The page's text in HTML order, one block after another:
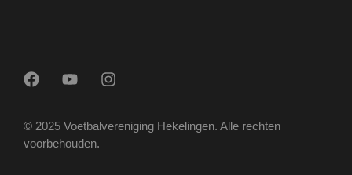
© 2025 Voetbalvereniging Hekelingen. Alle rechten
voorbehouden.